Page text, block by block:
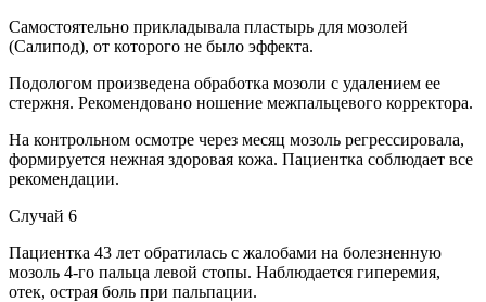
Самостоятельно прикладывала пластырь для мозолей
(Салипод), от которого не было эффекта.
Подологом произведена обработка мозоли с удалением ее
стержня. Рекомендовано ношение межпальцевого корректора.
На контрольном осмотре через месяц мозоль регрессировала,
формируется нежная здоровая кожа. Пациентка соблюдает все
рекомендации.
Случай 6
Пациентка 43 лет обратилась с жалобами на болезненную
мозоль 4-го пальца левой стопы. Наблюдается гиперемия,
отек, острая боль при пальпации.